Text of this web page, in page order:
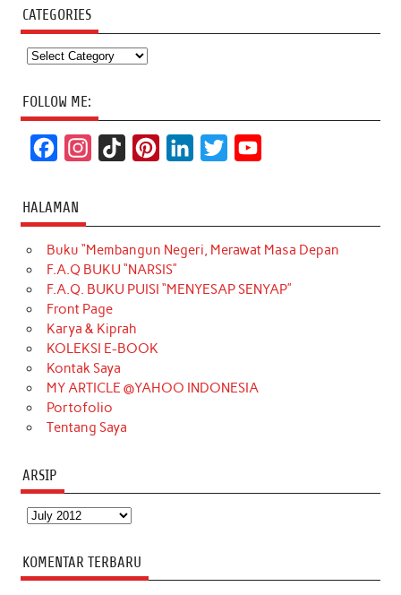
CATEGORIES
Categories
FOLLOW ME:
c
e
b
o
o
k
t
a
g
r
a
m
T
o
k
t
e
r
k
e
d
t
t
e
T
u
b
HALAMAN
Buku “Membangun Negeri, Merawat Masa Depan
F.A.Q BUKU “NARSIS”
F.A.Q. BUKU PUISI “MENYESAP SENYAP”
Front Page
Karya & Kiprah
KOLEKSI E-BOOK
Kontak Saya
MY ARTICLE @YAHOO INDONESIA
Portofolio
Tentang Saya
ARSIP
Arsip
KOMENTAR TERBARU